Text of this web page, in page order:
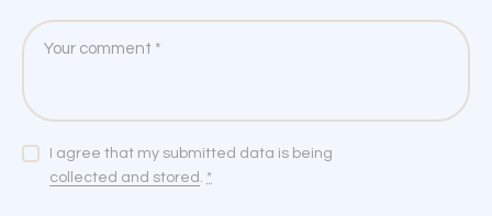
I agree that my submitted data is being
collected and stored . *